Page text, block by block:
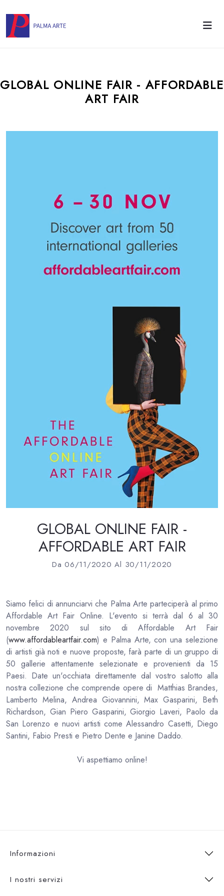
GLOBAL ONLINE FAIR - AFFORDABLE
ART FAIR
GLOBAL ONLINE FAIR -
AFFORDABLE ART FAIR
Da 06/11/2020 Al 30/11/2020
Siamo felici di annunciarvi che Palma Arte parteciperà al primo
Affordable Art Fair Online. L'evento si terrà dal 6 al 30
novembre 2020 sul sito di Affordable Art Fair
(www.affordableartfair.com) e Palma Arte, con una selezione
di artisti già noti e nuove proposte, farà parte di un gruppo di
50 gallerie attentamente selezionate e provenienti da 15
Paesi. Date un'occhiata direttamente dal vostro salotto alla
nostra collezione che comprende opere di Matthias Brandes,
Lamberto Melina, Andrea Giovannini, Max Gasparini, Beth
Richardson, Gian Piero Gasparini, Giorgio Laveri, Paolo da
San Lorenzo e nuovi artisti come Alessandro Casetti, Diego
Santini, Fabio Presti e Pietro Dente e Janine Daddo.
Vi aspettiamo online!
Informazioni
I nostri servizi